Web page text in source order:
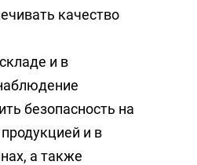
качество
и в
безопасность на
и в
а также